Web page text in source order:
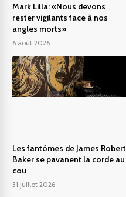
Mark Lilla: «Nous devons
rester vigilants face à nos
angles morts»
6 août 2026
Les fantômes de James Robert
Baker se pavanent la corde au
cou
31 juillet 2026